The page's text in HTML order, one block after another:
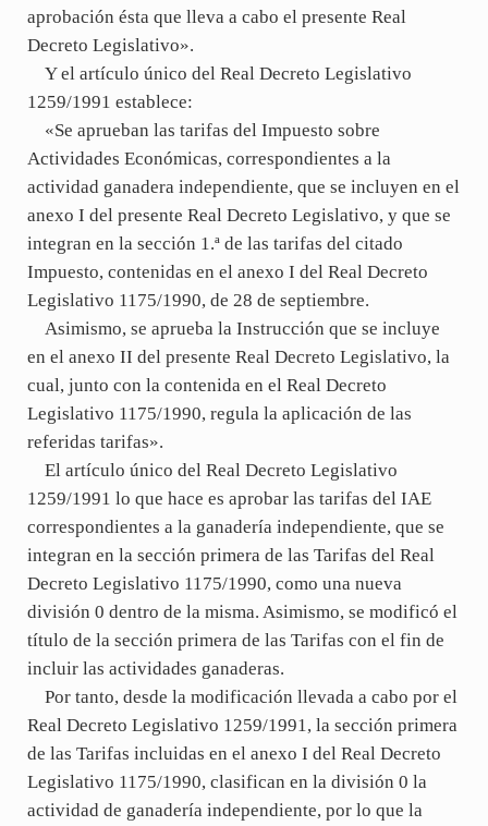
aprobación ésta que lleva a cabo el presente Real
Decreto Legislativo».
Y el artículo único del Real Decreto Legislativo
1259/1991 establece:
«Se aprueban las tarifas del Impuesto sobre
Actividades Económicas, correspondientes a la
actividad ganadera independiente, que se incluyen en el
anexo I del presente Real Decreto Legislativo, y que se
integran en la sección 1.ª de las tarifas del citado
Impuesto, contenidas en el anexo I del Real Decreto
Legislativo 1175/1990, de 28 de septiembre.
Asimismo, se aprueba la Instrucción que se incluye
en el anexo II del presente Real Decreto Legislativo, la
cual, junto con la contenida en el Real Decreto
Legislativo 1175/1990, regula la aplicación de las
referidas tarifas».
El artículo único del Real Decreto Legislativo
1259/1991 lo que hace es aprobar las tarifas del IAE
correspondientes a la ganadería independiente, que se
integran en la sección primera de las Tarifas del Real
Decreto Legislativo 1175/1990, como una nueva
división 0 dentro de la misma. Asimismo, se modificó el
título de la sección primera de las Tarifas con el fin de
incluir las actividades ganaderas.
Por tanto, desde la modificación llevada a cabo por el
Real Decreto Legislativo 1259/1991, la sección primera
de las Tarifas incluidas en el anexo I del Real Decreto
Legislativo 1175/1990, clasifican en la división 0 la
actividad de ganadería independiente, por lo que la